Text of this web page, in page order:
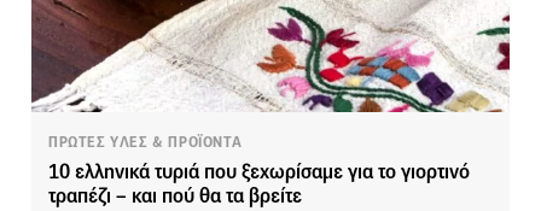
ΠΡΩΤΕΣ ΥΛΕΣ & ΠΡΟΪΟΝΤΑ
10 ελληνικά τυριά που ξεχωρίσαμε για το γιορτινό
τραπέζι – και πού θα τα βρείτε